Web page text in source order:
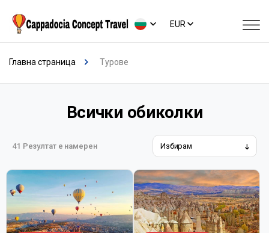
EUR
Главна страница Турове
Всички обиколки
41 Резултат е намерен